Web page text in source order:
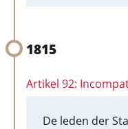
1815
Artikel 92:
De leden der